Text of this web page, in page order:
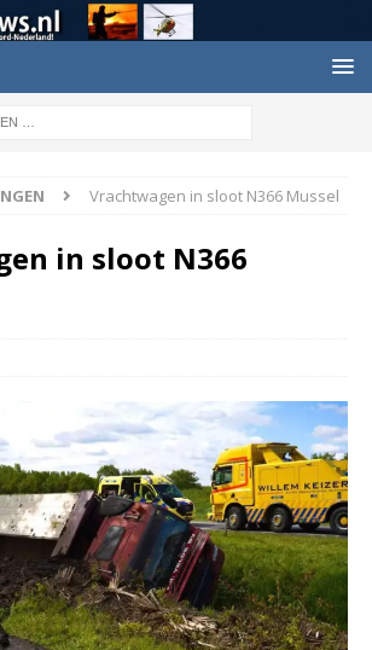
Vrachtwagen in sloot N366 Mussel
in sloot N366